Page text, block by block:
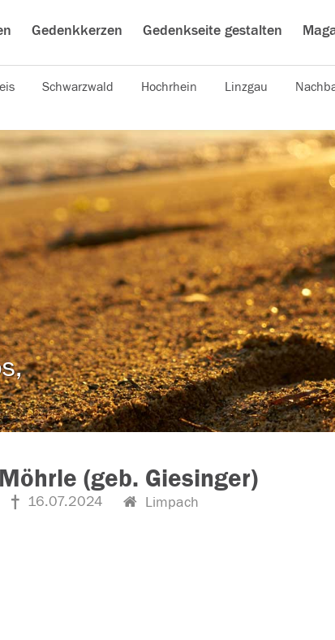
Gedenkkerzen Gedenkseite gestalten
Schwarzwald Hochrhein Linzgau
(geb. Giesinger)
16.07.2024 Limpach